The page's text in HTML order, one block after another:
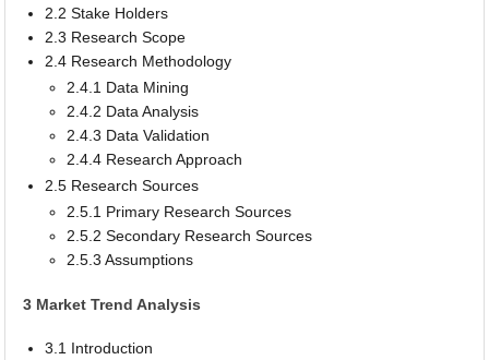
2.2 Stake Holders
2.3 Research Scope
2.4 Research Methodology
2.4.1 Data Mining
2.4.2 Data Analysis
2.4.3 Data Validation
2.4.4 Research Approach
2.5 Research Sources
2.5.1 Primary Research Sources
2.5.2 Secondary Research Sources
2.5.3 Assumptions
3 Market Trend Analysis
3.1 Introduction